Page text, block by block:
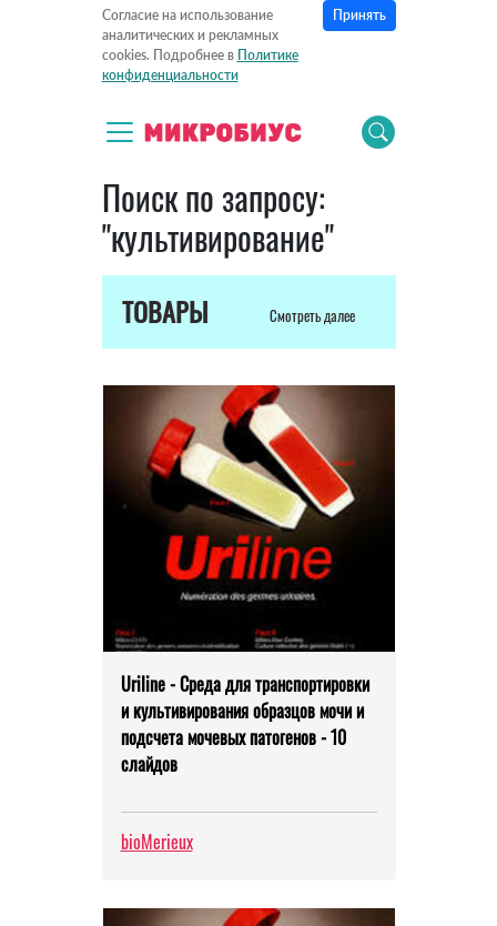
Согласие на использование
аналитических и рекламных
cookies. Подробнее в Политике
конфиденциальности
Принять
Поиск по запросу:
"культивирование"
ТОВАРЫ Смотреть далее
Uriline - Среда для транспортировки
и культивирования образцов мочи и
подсчета мочевых патогенов - 10
слайдов
bioMerieux